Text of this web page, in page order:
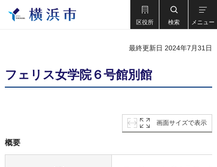
区役所 検索 メニュー
最終更新日 2024年7月31日
フェリス女学院６号館別館
画面サイズで表示
概要